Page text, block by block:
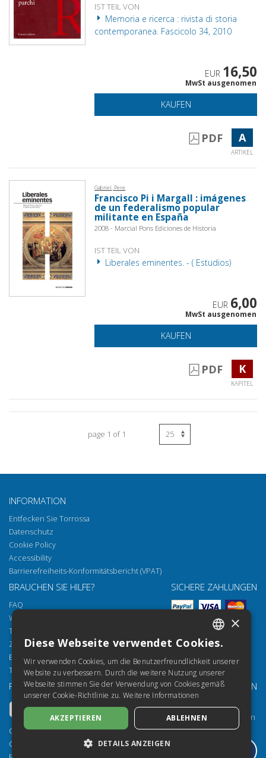
IST TEIL VON
Memoria e ricerca : rivista di storia
contemporanea. Fascicolo 34, 2010
EUR 16,50
MwSt ausgenomen
KAUFEN
PDF A
ARTIKEL
Gabriel, Pere
Francisco Pi i Margall : imágenes
de un federalismo popular
militante en España
2008 - Marcial Pons Ediciones de Historia
IST TEIL VON
Liberales eminentes. - ( Estudios)
EUR 6,00
MwSt ausgenomen
KAUFEN
PDF K
KAPITEL
page 1 of 1
INFORMATION
Entfecken Sie Torrossa
Datenschutz
Cookie Policy
Accessibility
Barrierefreiheits-Konformitätsbericht (VPAT)
BRAUCHEN SIE HILFE?
FAQ
Wie öffnen Sie unsere Dokumente
Torrossa Reader
Zugriffsmöglichkeiten
Email:helpdesk@torrossa.com
Tel: +39 055 5018800
SICHERE ZAHLUNGEN
FOLGEN SIE UNS
Copyright 2000-2026
Casalini Libri
UNSERE RESSOURCEN
Torrossa für Institutionen
Torrossa Open
Library Services
ITALIAN
SPANISH
FRENCH
ENGLISH
GERMAN
×
Diese Webseite verwendet Cookies.
Wir verwenden Cookies, um die Benutzerfreundlichkeit unserer
Website zu verbessern. Durch die weitere Nutzung unserer
Webseite stimmen Sie der Verwendung von Cookies gemäß
unserer Cookie-Richtlinie zu. Weitere Informationen
AKZEPTIEREN ABLEHNEN
DETAILS ANZEIGEN